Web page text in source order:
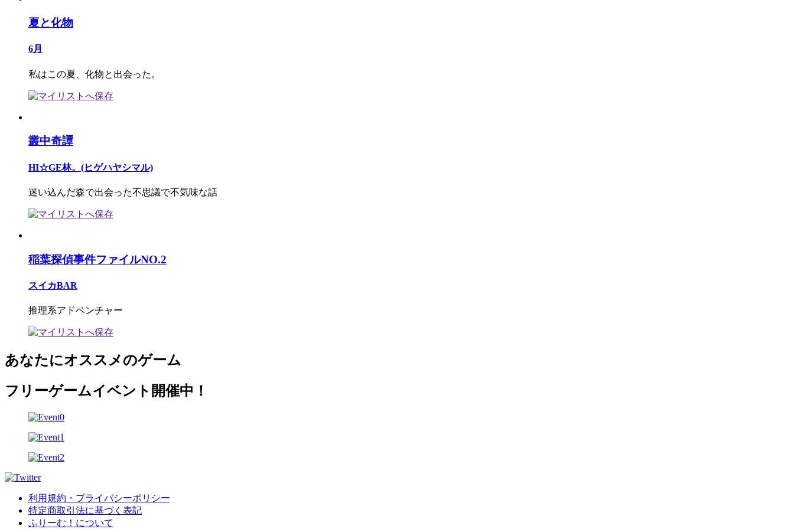
夏と化物
6月
私はこの夏、化物と出会った。
叢中奇譚
HI☆GE林。(ヒゲハヤシマル)
迷い込んだ森で出会った不思議で不気味な話
稲葉探偵事件ファイルNO.2
スイカBAR
推理系アドベンチャー
あなたにオススメのゲーム
フリーゲームイベント開催中！
利用規約・プライバシーポリシー
特定商取引法に基づく表記
ふりーむ！について